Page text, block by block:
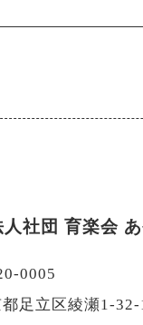
人社団 育楽会
0005
足立区綾瀬1-